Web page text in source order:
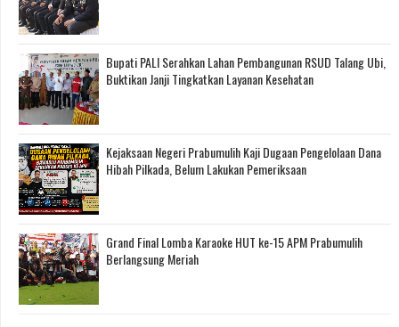
Bupati PALI Serahkan Lahan Pembangunan RSUD Talang Ubi,
Buktikan Janji Tingkatkan Layanan Kesehatan
Kejaksaan Negeri Prabumulih Kaji Dugaan Pengelolaan Dana
Hibah Pilkada, Belum Lakukan Pemeriksaan
Grand Final Lomba Karaoke HUT ke-15 APM Prabumulih
Berlangsung Meriah